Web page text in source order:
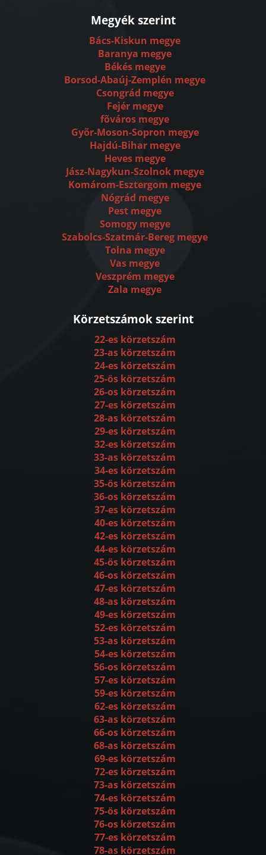
Megyék szerint
Bács-Kiskun megye
Baranya megye
Békés megye
Borsod-Abaúj-Zemplén megye
Csongrád megye
Fejér megye
fõváros megye
Gyõr-Moson-Sopron megye
Hajdú-Bihar megye
Heves megye
Jász-Nagykun-Szolnok megye
Komárom-Esztergom megye
Nógrád megye
Pest megye
Somogy megye
Szabolcs-Szatmár-Bereg megye
Tolna megye
Vas megye
Veszprém megye
Zala megye
Körzetszámok szerint
22-es körzetszám
23-as körzetszám
24-es körzetszám
25-ös körzetszám
26-os körzetszám
27-es körzetszám
28-as körzetszám
29-es körzetszám
32-es körzetszám
33-as körzetszám
34-es körzetszám
35-ös körzetszám
36-os körzetszám
37-es körzetszám
40-es körzetszám
42-es körzetszám
44-es körzetszám
45-ös körzetszám
46-os körzetszám
47-es körzetszám
48-as körzetszám
49-es körzetszám
52-es körzetszám
53-as körzetszám
54-es körzetszám
56-os körzetszám
57-es körzetszám
59-es körzetszám
62-es körzetszám
63-as körzetszám
66-os körzetszám
68-as körzetszám
69-es körzetszám
72-es körzetszám
73-as körzetszám
74-es körzetszám
75-ös körzetszám
76-os körzetszám
77-es körzetszám
78-as körzetszám